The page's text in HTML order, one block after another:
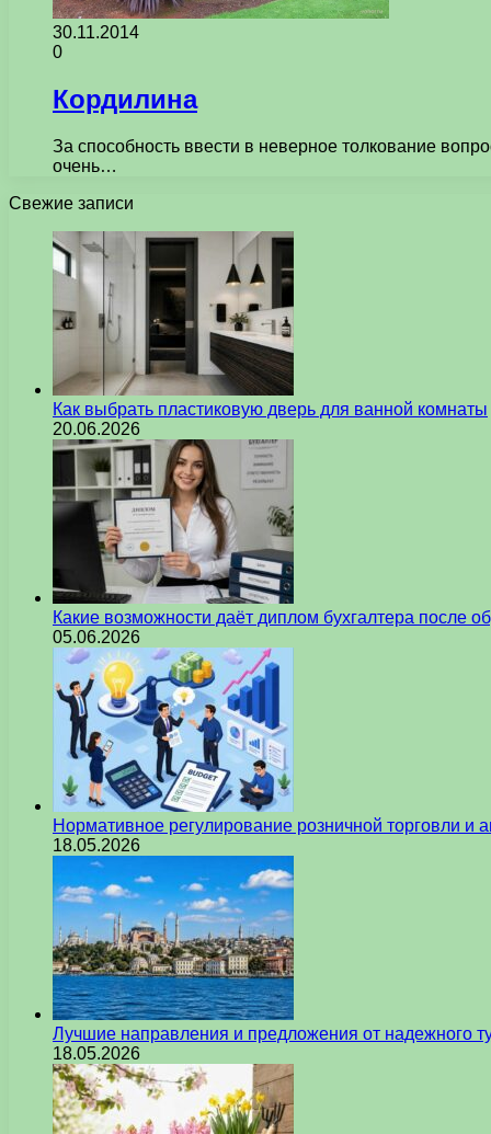
30.11.2014
0
Кордилина
За способность ввести в неверное толкование
очень…
Свежие записи
Как выбрать пластиковую дверь для ванной комнаты
20.06.2026
Какие возможности даёт диплом бухгалтера после
05.06.2026
Нормативное регулирование розничной торговли и
18.05.2026
Лучшие направления и предложения от надежного
18.05.2026